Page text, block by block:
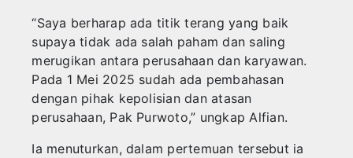
“Saya berharap ada titik terang yang baik
supaya tidak ada salah paham dan saling
merugikan antara perusahaan dan karyawan.
Pada 1 Mei 2025 sudah ada pembahasan
dengan pihak kepolisian dan atasan
perusahaan, Pak Purwoto,” ungkap Alfian.
Ia menuturkan, dalam pertemuan tersebut ia